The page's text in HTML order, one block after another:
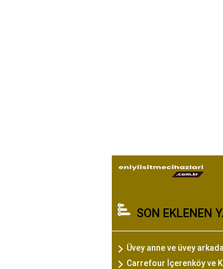
SON EKLENEN
Üvey anne ve üvey
Carrefour İçerenköy ve